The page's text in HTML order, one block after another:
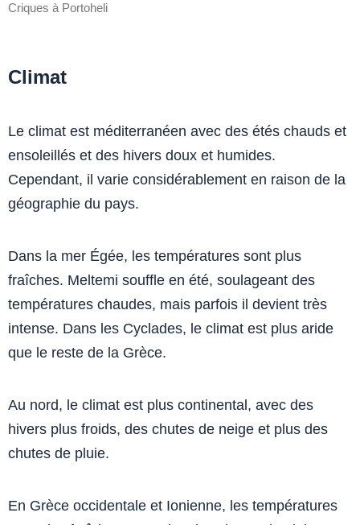
Criques à Portoheli
Climat
Le climat est méditerranéen avec des étés chauds et
ensoleillés et des hivers doux et humides.
Cependant, il varie considérablement en raison de la
géographie du pays.
Dans la mer Égée, les températures sont plus
fraîches. Meltemi souffle en été, soulageant des
températures chaudes, mais parfois il devient très
intense. Dans les Cyclades, le climat est plus aride
que le reste de la Grèce.
Au nord, le climat est plus continental, avec des
hivers plus froids, des chutes de neige et plus des
chutes de pluie.
En Grèce occidentale et Ionienne, les températures